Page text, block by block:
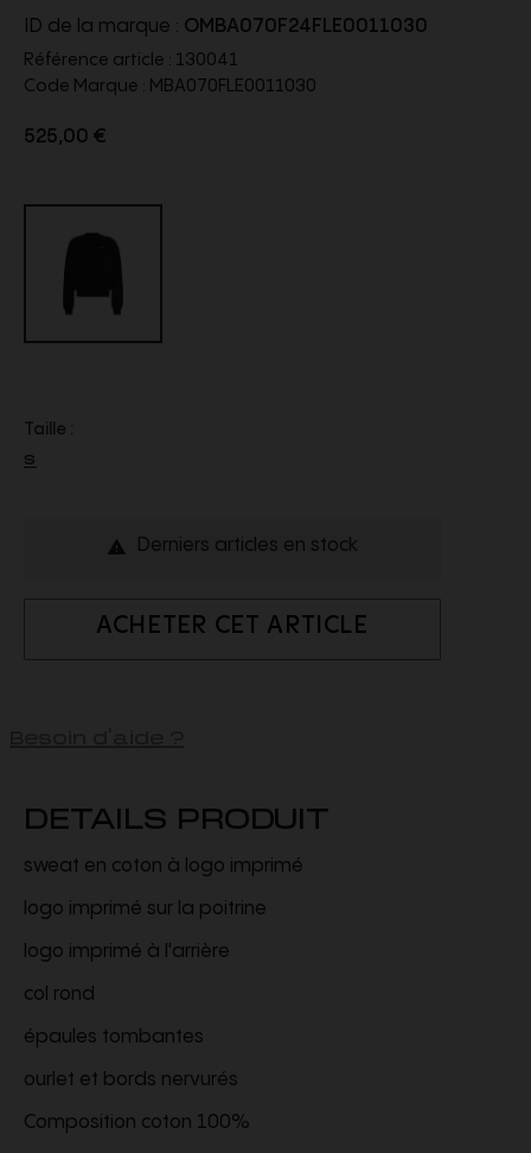
ID de la marque : OMBA070F24FLE0011030
Référence article : 130041
Code Marque : MBA070FLE0011030
525,00 €
Taille :
S
 Derniers articles en stock
ACHETER CET ARTICLE
DETAILS PRODUIT
sweat en coton à logo imprimé
logo imprimé sur la poitrine
logo imprimé à l'arrière
col rond
épaules tombantes
ourlet et bords nervurés
Composition coton 100%